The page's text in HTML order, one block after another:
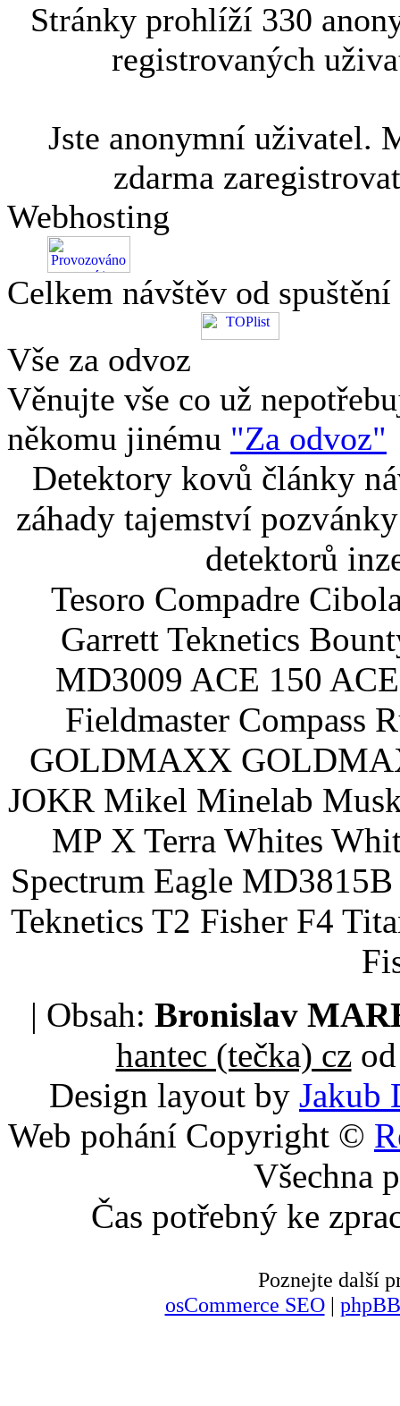
Stránky prohlíží 330
registrovaných
Jste anonymní uživatel.
zdarma
Webhosting
Celkem návštěv od
Vše za odvoz
Věnujte vše co už
někomu jinému "Za odvoz"
Detektory kovů články
záhady tajemství
detektorů
Tesoro Compadre
Garrett Teknetics
MD3009 ACE 150
Fieldmaster Compass
GOLDMAXX
JOKR Mikel Minelab
MP X Terra Whites
Spectrum Eagle
Teknetics T2 Fisher F4
| Obsah: Bronislav
hantec (tečka) czod
Design layout by Jakub
Web pohání Copyright ©
Všechna
Čas potřebný ke
Poznejte další
osCommerce SEO|